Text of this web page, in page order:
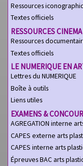
Ressources
Textes officiels
RESSOURCES
Ressources
Textes officiels
LE NUMERIQUE EN
Lettres du NUMERIQUE
Boîte à outils
Liens utiles
EXAMENS &
AGREGATION interne
CAPES externe arts
CAPES interne arts
Épreuves BAC arts